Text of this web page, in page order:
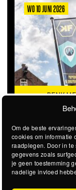
Om de beste
cookies om informatie
raadplegen. Door in
gegevens zoals
je geen toestemming
nadelige invloed
WO 10 JUNI 2026
DENK